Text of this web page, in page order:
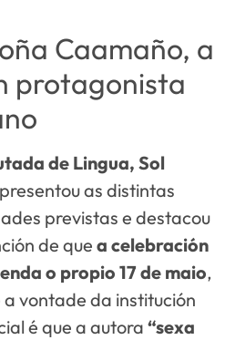
Caamaño, a
protagonista
de Lingua, Sol
as distintas
previstas e destacou
de quea celebración
o propio 17 de maio,
a vontade da institución
é que a autora“sexa